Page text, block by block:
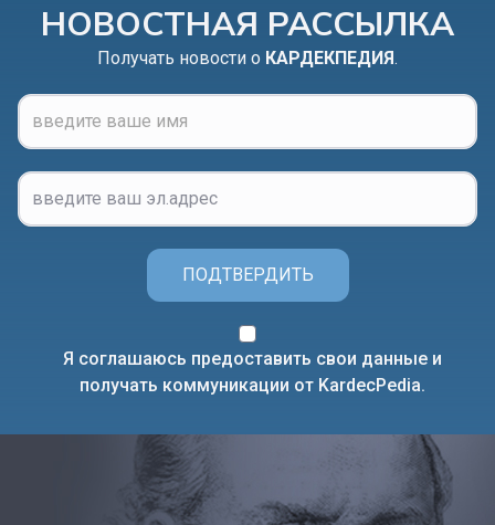
НОВОСТНАЯ РАССЫЛКА
Получать новости о КАРДЕКПЕДИЯ.
ПОДТВЕРДИТЬ
Я соглашаюсь предоставить свои данные и
получать коммуникации от KardecPedia.